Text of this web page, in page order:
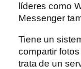
líderes como
Messenger
Tiene un
compartir
trata de un